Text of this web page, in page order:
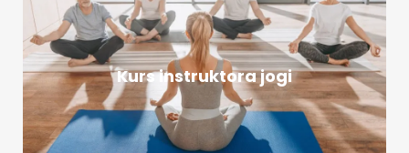
Kurs instruktora jogi